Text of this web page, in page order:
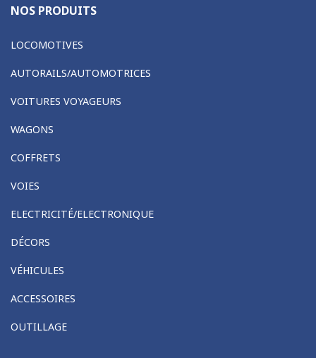
NOS PRODUITS
LOCOMOTIVES
AUTORAILS/AUTOMOTRICES
VOITURES VOYAGEURS
WAGONS
COFFRETS
VOIES
ELECTRICITÉ/ELECTRONIQUE
DÉCORS
VÉHICULES
ACCESSOIRES
OUTILLAGE